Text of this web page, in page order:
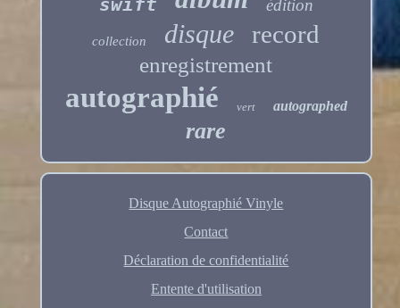
swift édition
collection disque record
enregistrement
autographié vert autographed
rare
Disque Autographié Vinyle
Contact
Déclaration de confidentialité
Entente d'utilisation